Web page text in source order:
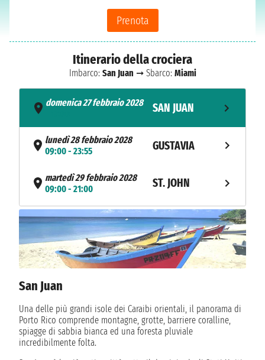
Prenota
Itinerario della crociera
Imbarco: San Juan ➞ Sbarco: Miami
domenica 27 febbraio 2028
SAN JUAN
lunedì 28 febbraio 2028
09:00 - 23:55
GUSTAVIA
martedì 29 febbraio 2028
09:00 - 21:00
ST. JOHN
mercoledì 1 marzo 2028
08:00 - 17:00
BASSETERRE
giovedì 2 marzo 2028 NAVIGAZIONE
venerdì 3 marzo 2028 NAVIGAZIONE
sabato 4 marzo 2028
domenica 5 marzo 2028
08:00
MIAMI
San Juan
Una delle più grandi isole dei Caraibi orientali, il panorama di
Porto Rico comprende montagne, grotte, barriere coralline,
spiagge di sabbia bianca ed una foresta pluviale
incredibilmente folta.